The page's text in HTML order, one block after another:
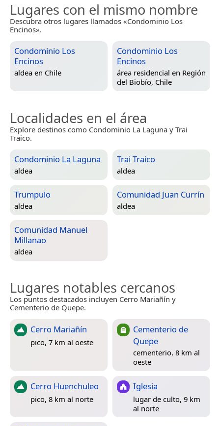
Lugares con el mismo nombre
Descubra otros lugares llamados «Condominio Los
Encinos».
Condominio Los
Encinos
aldea en Chile
Condominio Los
Encinos
área residencial en Región
del Biobío, Chile
Localidades en el área
Explore destinos como Condominio La Laguna y Trai
Traico.
Condominio La Laguna
aldea
Trai Traico
aldea
Trumpulo
aldea
Comunidad Juan Currín
aldea
Comunidad Manuel
Millanao
aldea
Lugares notables cercanos
Los puntos destacados incluyen Cerro Mariañín y
Cementerio de Quepe.
Cerro Mariañín
pico, 7 km al oeste
Cementerio de
Quepe
cementerio, 8 km al
oeste
Cerro Huenchuleo
pico, 8 km al norte
Iglesia
lugar de culto, 9 km
al norte